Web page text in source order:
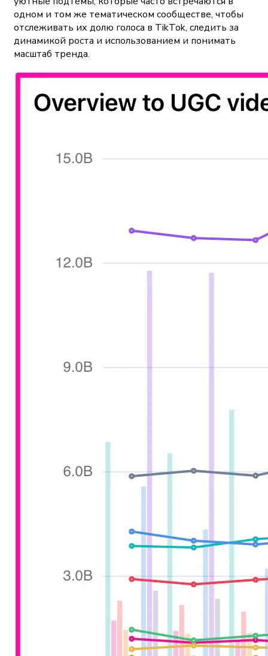
одном и том же тематическом сообществе, чтобы
отслеживать их долю голоса в TikTok, следить за
динамикой роста и использованием и понимать
масштаб тренда.